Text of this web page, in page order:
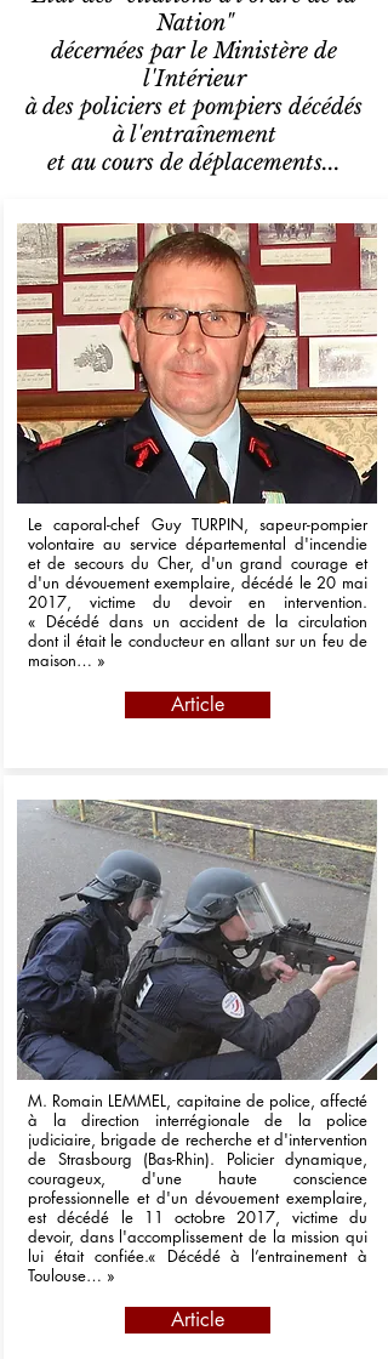
Nation"
décernées par le Ministère de
l'Intérieur
à des policiers et pompiers décédés
à l'entraînement
et au cours de déplacements...
Le caporal-chef Guy TURPIN, sapeur-pompier
volontaire au service départemental d'incendie
et de secours du Cher, d'un grand courage et
d'un dévouement exemplaire, décédé le 20 mai
2017, victime du devoir en intervention.
« Décédé dans un accident de la circulation
dont il était le conducteur en allant sur un feu de
maison… »
Article
M. Romain LEMMEL, capitaine de police, affecté
à la direction interrégionale de la police
judiciaire, brigade de recherche et d'intervention
de Strasbourg (Bas-Rhin). Policier dynamique,
courageux, d'une haute conscience
professionnelle et d'un dévouement exemplaire,
est décédé le 11 octobre 2017, victime du
devoir, dans l'accomplissement de la mission qui
lui était confiée.« Décédé à l’entrainement à
Toulouse… »
Article